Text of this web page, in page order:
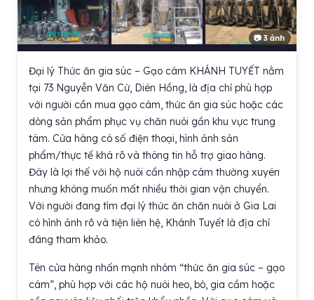
📷 3 ảnh
Đại lý Thức ăn gia súc – Gạo cám KHÁNH TUYẾT nằm
tại 73 Nguyễn Văn Cừ, Diên Hồng, là địa chỉ phù hợp
với người cần mua gạo cám, thức ăn gia súc hoặc các
dòng sản phẩm phục vụ chăn nuôi gần khu vực trung
tâm. Cửa hàng có số điện thoại, hình ảnh sản
phẩm/thực tế khá rõ và thông tin hỗ trợ giao hàng.
Đây là lợi thế với hộ nuôi cần nhập cám thường xuyên
nhưng không muốn mất nhiều thời gian vận chuyển.
Với người đang tìm đại lý thức ăn chăn nuôi ở Gia Lai
có hình ảnh rõ và tiện liên hệ, Khánh Tuyết là địa chỉ
đáng tham khảo.
Tên cửa hàng nhấn mạnh nhóm “thức ăn gia súc – gạo
cám”, phù hợp với các hộ nuôi heo, bò, gia cầm hoặc